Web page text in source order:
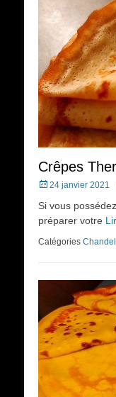
Crêpes
Posted
24 janvier 2021
Si vous
préparer votre
Catégories